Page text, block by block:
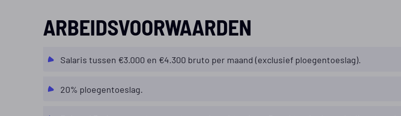
ARBEIDSVOORWAARDEN
Salaris tussen €3.000 en €4.300 bruto per maand (exclusief ploegentoeslag).
20% ploegentoeslag.